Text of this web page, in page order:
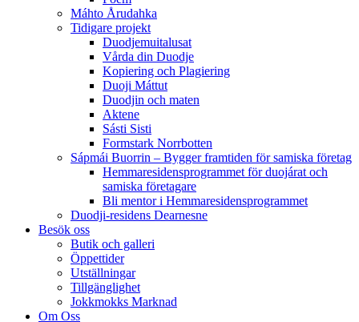
Máhto Årudahka
Tidigare projekt
Duodjemuitalusat
Vårda din Duodje
Kopiering och Plagiering
Duoji Máttut
Duodjin och maten
Aktene
Sásti Sisti
Formstark Norrbotten
Sápmái Buorrin – Bygger framtiden för samiska företag
Hemmaresidensprogrammet för duojárat och
samiska företagare​
Bli mentor i Hemmaresidensprogrammet
Duodji-residens Dearnesne
Besök oss
Butik och galleri
Öppettider
Utställningar
Tillgänglighet
Jokkmokks Marknad
Om Oss